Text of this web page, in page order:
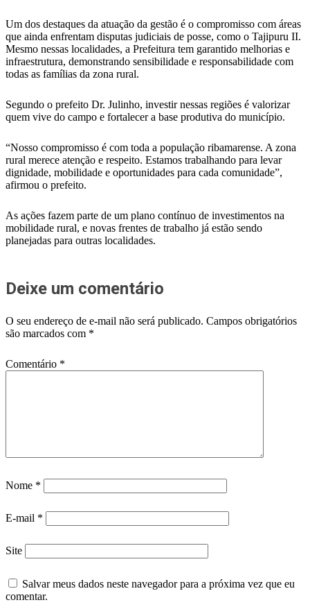
Um dos destaques da atuação da gestão é o compromisso com áreas
que ainda enfrentam disputas judiciais de posse, como o Tajipuru II.
Mesmo nessas localidades, a Prefeitura tem garantido melhorias e
infraestrutura, demonstrando sensibilidade e responsabilidade com
todas as famílias da zona rural.
Segundo o prefeito Dr. Julinho, investir nessas regiões é valorizar
quem vive do campo e fortalecer a base produtiva do município.
“Nosso compromisso é com toda a população ribamarense. A zona
rural merece atenção e respeito. Estamos trabalhando para levar
dignidade, mobilidade e oportunidades para cada comunidade”,
afirmou o prefeito.
As ações fazem parte de um plano contínuo de investimentos na
mobilidade rural, e novas frentes de trabalho já estão sendo
planejadas para outras localidades.
Deixe um comentário
O seu endereço de e-mail não será publicado. Campos obrigatórios
são marcados com *
Comentário *
Nome *
E-mail *
Site
Salvar meus dados neste navegador para a próxima vez que eu
comentar.